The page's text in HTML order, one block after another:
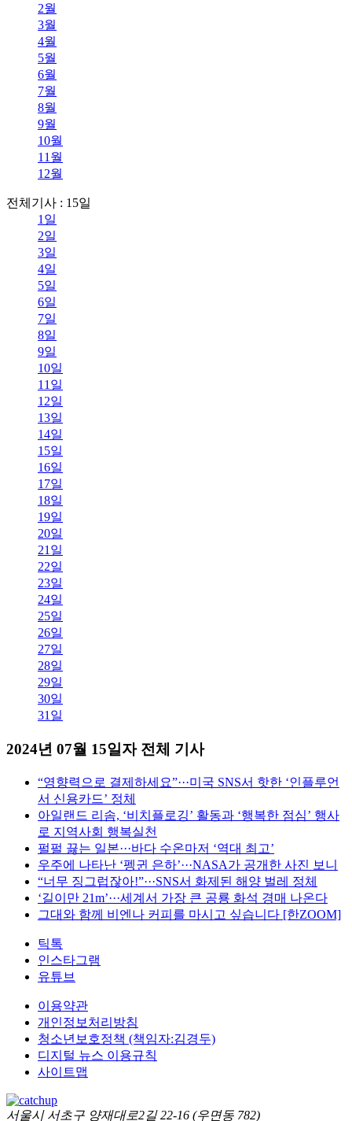
2월
3월
4월
5월
6월
7월
8월
9월
10월
11월
12월
전체기사 : 15일
1일
2일
3일
4일
5일
6일
7일
8일
9일
10일
11일
12일
13일
14일
15일
16일
17일
18일
19일
20일
21일
22일
23일
24일
25일
26일
27일
28일
29일
30일
31일
2024년 07월 15일자 전체 기사
“영향력으로 결제하세요”···미국 SNS서 핫한 ‘인플루언
서 신용카드’ 정체
아일랜드 리솜, ‘비치플로깅’ 활동과 ‘행복한 점심’ 행사
로 지역사회 행복실천
펄펄 끓는 일본···바다 수온마저 ‘역대 최고’
우주에 나타난 ‘펭귄 은하’···NASA가 공개한 사진 보니
“너무 징그럽잖아!”···SNS서 화제된 해양 벌레 정체
‘길이만 21m’···세계서 가장 큰 공룡 화석 경매 나온다
그대와 함께 비엔나 커피를 마시고 싶습니다 [한ZOOM]
틱톡
인스타그램
유튜브
이용약관
개인정보처리방침
청소년보호정책 (책임자:김경두)
디지털 뉴스 이용규칙
사이트맵
서울시 서초구 양재대로2길 22-16 (우면동 782)